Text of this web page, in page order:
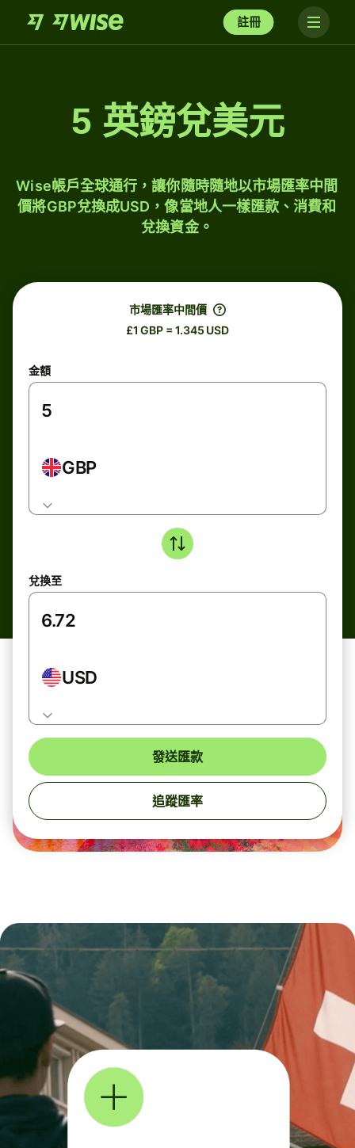
註冊
5 英鎊兌美元
Wise帳戶全球通行，讓你隨時隨地以市場匯率中間
價將GBP兌換成USD，像當地人一樣匯款、消費和
兌換資金。
市場匯率中間價
£1 GBP = 1.345 USD
金額
GBP
兌換至
USD
發送匯款
追蹤匯率